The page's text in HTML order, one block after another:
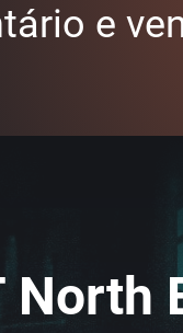
e
North